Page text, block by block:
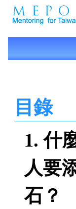
目錄
1. 什
人要
石？